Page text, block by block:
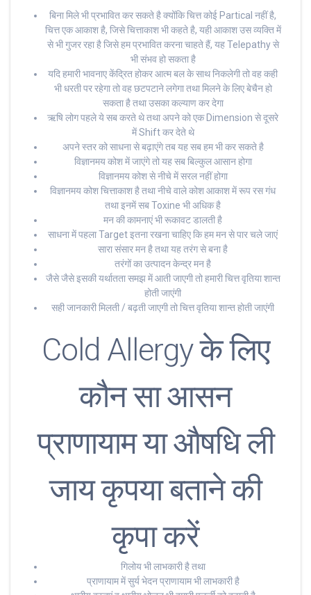
बिना मिले भी प्रभावित कर सकते है क्योंकि चित्त कोई Partical नहीं है,
चित्त एक आकाश है, जिसे चित्ताकाश भी कहते है, यही आकाश उस व्यक्ति में
से भी गुजर रहा है जिसे हम प्रभावित करना चाहते हैं, यह Telepathy से
भी संभव हो सकता है
यदि हमारी भावनाए केंद्रित होकर आत्म बल के साथ निकलेगी तो वह कही
भी धरती पर रहेगा तो वह छटपटाने लगेगा तथा मिलने के लिए बेचैन हो
सकता है तथा उसका कल्याण कर देगा
ऋषि लोग पहले ये सब करते थे तथा अपने को एक Dimension से दूसरे
में Shift कर देते थे
अपने स्तर को साधना से बढ़ाएंगे तब यह सब हम भी कर सकते है
विज्ञानमय कोश में जाएंगे तो यह सब बिल्कुल आसान होगा
विज्ञानमय कोश से नीचे में सरल नहीं होगा
विज्ञानमय कोश चित्ताकाश है तथा नीचे वाले कोश आकाश में रूप रस गंध
तथा इनमें सब Toxine भी अधिक है
मन की कामनाएं भी रूकावट डालती है
साधना में पहला Target इतना रखना चाहिए कि हम मन से पार चले जाएं
सारा संसार मन है तथा यह तरंग से बना है
तरंगों का उत्पादन केन्द्र मन है
जैसे जैसे इसकी यर्थातता समझ में आती जाएगी तो हमारी चित्त वृतिया शान्त
होती जाएंगी
सही जानकारी मिलती / बढ़ती जाएगी तो चित्त वृतिया शान्त होती जाएंगी
Cold Allergy के लिए
कौन सा आसन
प्राणायाम या औषधि ली
जाय कृपया बताने की
कृपा करें
गिलोय भी लाभकारी है तथा
प्राणायाम में सुर्य भेदन प्राणायाम भी लाभकारी है